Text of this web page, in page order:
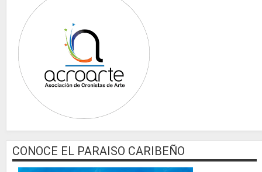
CONOCE EL PARAISO CARIBEÑO